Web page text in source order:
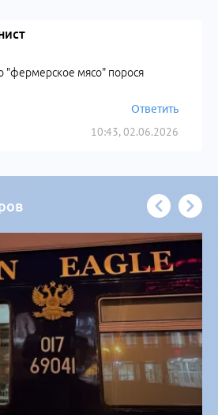
10:43, 02.06.2026
"фермерское мясо" порося
Ответить